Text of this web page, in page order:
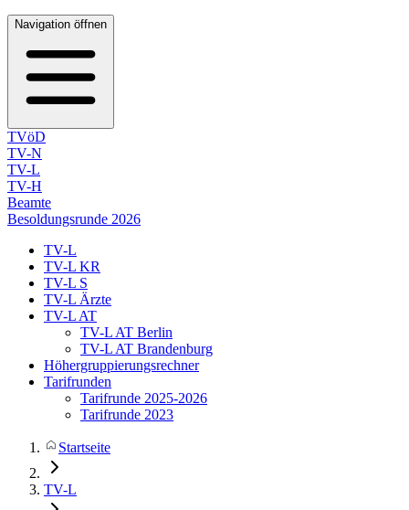
Navigation öffnen
TVöD
TV-N
TV-L
TV-H
Beamte
Besoldungsrunde 2026
TV-L
TV-L KR
TV-L S
TV-L Ärzte
TV-L AT
TV-L AT Berlin
TV-L AT Brandenburg
Höhergruppierungsrechner
Tarifrunden
Tarifrunde 2025-2026
Tarifrunde 2023
Startseite
TV-L